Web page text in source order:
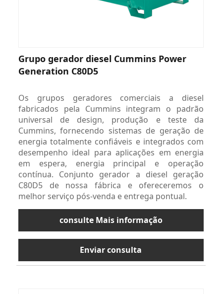
Grupo gerador diesel Cummins Power
Generation C80D5
Os grupos geradores comerciais a diesel
fabricados pela Cummins integram o padrão
universal de design, produção e teste da
Cummins, fornecendo sistemas de geração de
energia totalmente confiáveis ​​e integrados com
desempenho ideal para aplicações em energia
em espera, energia principal e operação
contínua. Conjunto gerador a diesel geração
C80D5 de nossa fábrica e ofereceremos o
melhor serviço pós-venda e entrega pontual.
consulte Mais informação
Enviar consulta